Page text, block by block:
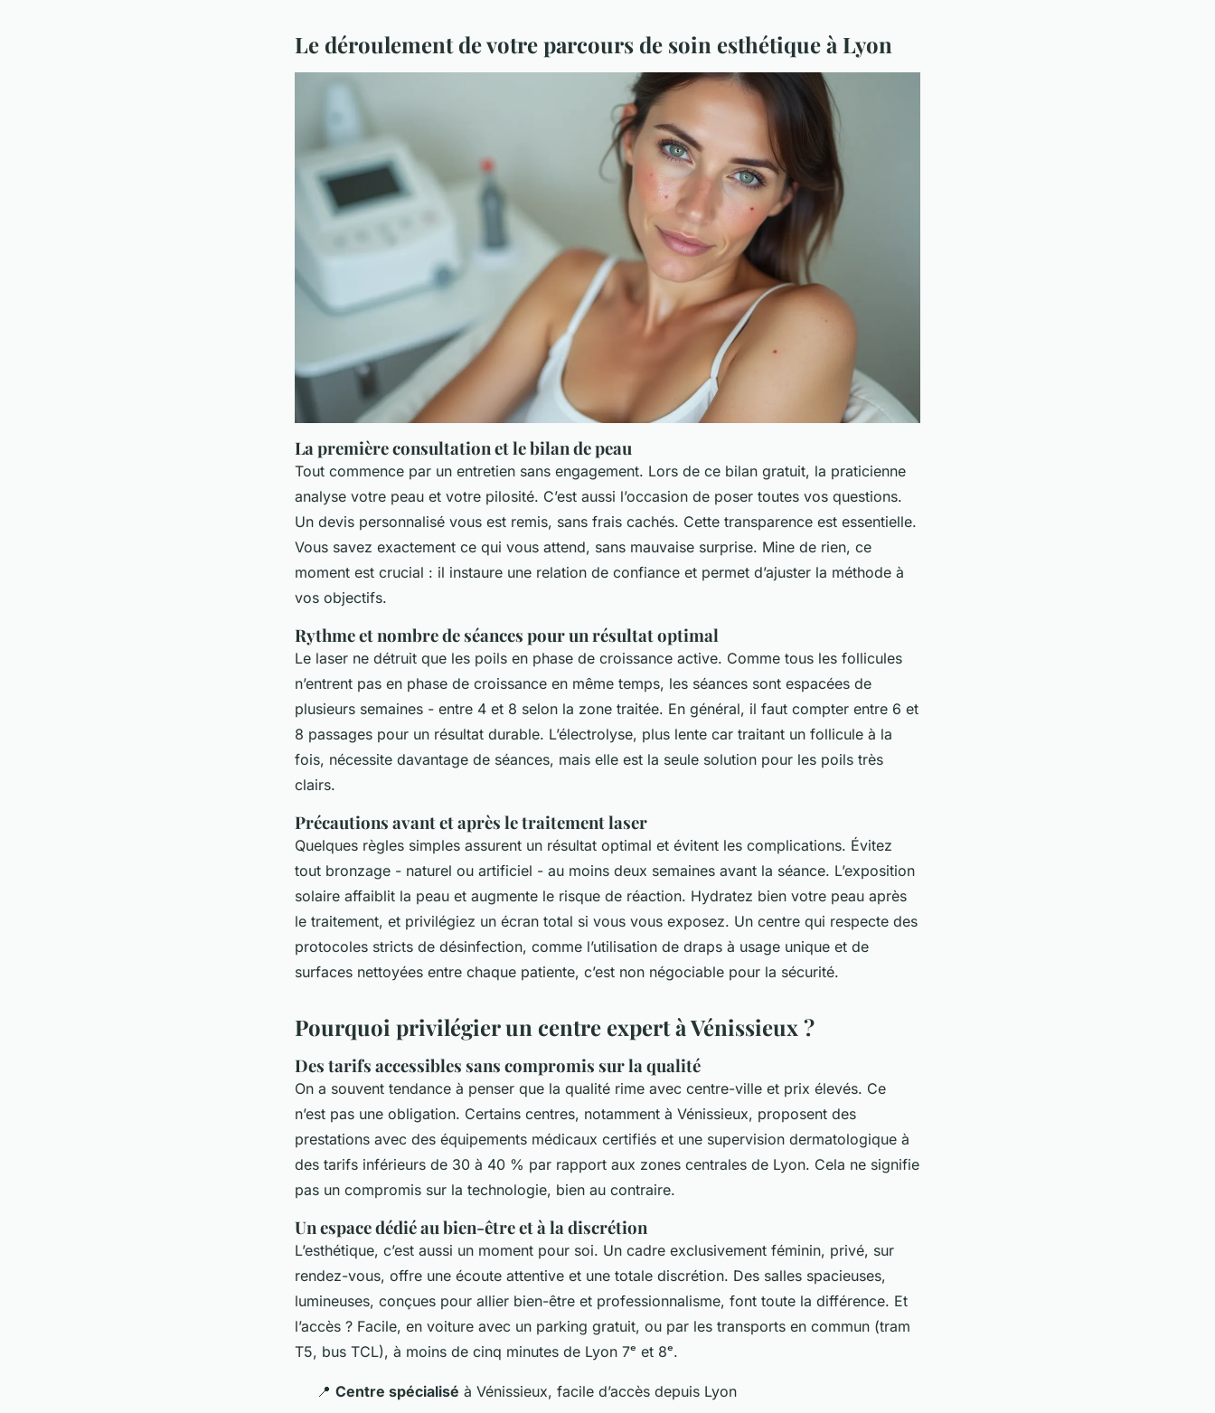
Le déroulement de votre parcours de soin esthétique à Lyon
La première consultation et le bilan de peau
Tout commence par un entretien sans engagement. Lors de ce bilan gratuit, la praticienne
analyse votre peau et votre pilosité. C’est aussi l’occasion de poser toutes vos questions.
Un devis personnalisé vous est remis, sans frais cachés. Cette transparence est essentielle.
Vous savez exactement ce qui vous attend, sans mauvaise surprise. Mine de rien, ce
moment est crucial : il instaure une relation de confiance et permet d’ajuster la méthode à
vos objectifs.
Rythme et nombre de séances pour un résultat optimal
Le laser ne détruit que les poils en phase de croissance active. Comme tous les follicules
n’entrent pas en phase de croissance en même temps, les séances sont espacées de
plusieurs semaines - entre 4 et 8 selon la zone traitée. En général, il faut compter entre 6 et
8 passages pour un résultat durable. L’électrolyse, plus lente car traitant un follicule à la
fois, nécessite davantage de séances, mais elle est la seule solution pour les poils très
clairs.
Précautions avant et après le traitement laser
Quelques règles simples assurent un résultat optimal et évitent les complications. Évitez
tout bronzage - naturel ou artificiel - au moins deux semaines avant la séance. L’exposition
solaire affaiblit la peau et augmente le risque de réaction. Hydratez bien votre peau après
le traitement, et privilégiez un écran total si vous vous exposez. Un centre qui respecte des
protocoles stricts de désinfection, comme l’utilisation de draps à usage unique et de
surfaces nettoyées entre chaque patiente, c’est non négociable pour la sécurité.
Pourquoi privilégier un centre expert à Vénissieux ?
Des tarifs accessibles sans compromis sur la qualité
On a souvent tendance à penser que la qualité rime avec centre-ville et prix élevés. Ce
n’est pas une obligation. Certains centres, notamment à Vénissieux, proposent des
prestations avec des équipements médicaux certifiés et une supervision dermatologique à
des tarifs inférieurs de 30 à 40 % par rapport aux zones centrales de Lyon. Cela ne signifie
pas un compromis sur la technologie, bien au contraire.
Un espace dédié au bien-être et à la discrétion
L’esthétique, c’est aussi un moment pour soi. Un cadre exclusivement féminin, privé, sur
rendez-vous, offre une écoute attentive et une totale discrétion. Des salles spacieuses,
lumineuses, conçues pour allier bien-être et professionnalisme, font toute la différence. Et
l’accès ? Facile, en voiture avec un parking gratuit, ou par les transports en commun (tram
T5, bus TCL), à moins de cinq minutes de Lyon 7ᵉ et 8ᵉ.
📍 Centre spécialisé à Vénissieux, facile d’accès depuis Lyon